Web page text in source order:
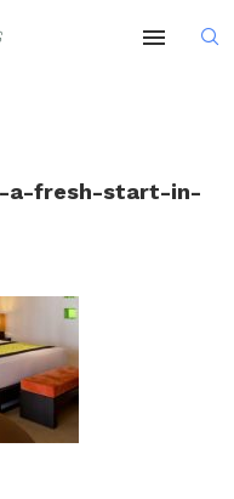
a-fresh-start-in-